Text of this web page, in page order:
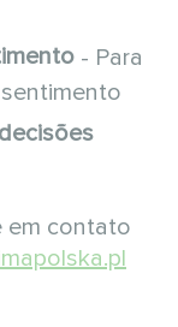
- Para
em contato